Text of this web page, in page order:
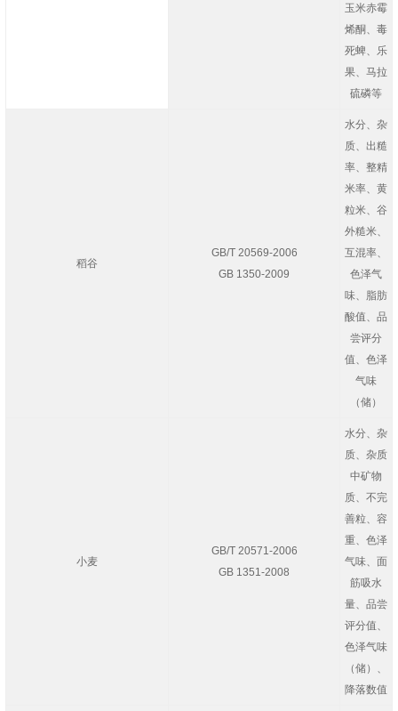
玉米赤霉
烯酮、毒
死蜱、乐
果、马拉
硫磷等
稻谷
GB/T 20569-2006
GB 1350-2009
水分、杂
质、出糙
率、整精
米率、黄
粒米、谷
外糙米、
互混率、
色泽气
味、脂肪
酸值、品
尝评分
值、色泽
气味
（储）
小麦
GB/T 20571-2006
GB 1351-2008
水分、杂
质、杂质
中矿物
质、不完
善粒、容
重、色泽
气味、面
筋吸水
量、品尝
评分值、
色泽气味
（储）、
降落数值